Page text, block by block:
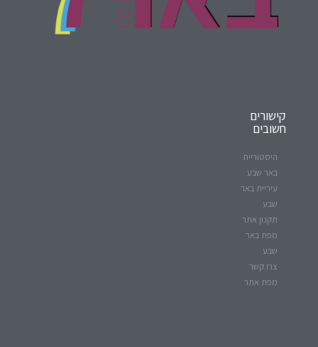
קישורים
חשובים
היסטוריית
באר שבע
עיריית באר
שבע
תקנון אתר
מפת באר
שבע
צרו קשר
מפת אתר